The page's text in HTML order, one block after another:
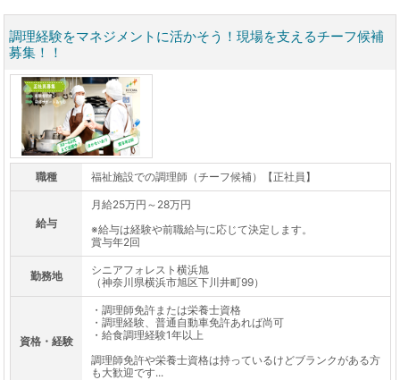
調理経験をマネジメントに活かそう！現場を支えるチーフ候補
募集！！
職種 福祉施設での調理師（チーフ候補）【正社員】
給与
月給25万円～28万円
※給与は経験や前職給与に応じて決定します。
賞与年2回
勤務地
シニアフォレスト横浜旭
（神奈川県横浜市旭区下川井町99）
資格・経験
・調理師免許または栄養士資格
・調理経験、普通自動車免許あれば尚可
・給食調理経験1年以上
調理師免許や栄養士資格は持っているけどブランクがある方
も大歓迎です...